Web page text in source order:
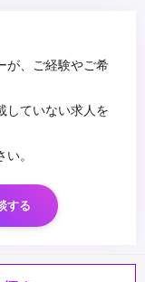
が、ご経験やご希
していない求人を
。
する